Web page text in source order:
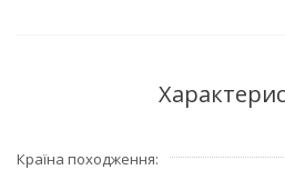
Країна походження